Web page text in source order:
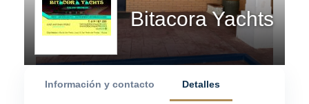
Bitacora Yachts
Información y contacto Detalles